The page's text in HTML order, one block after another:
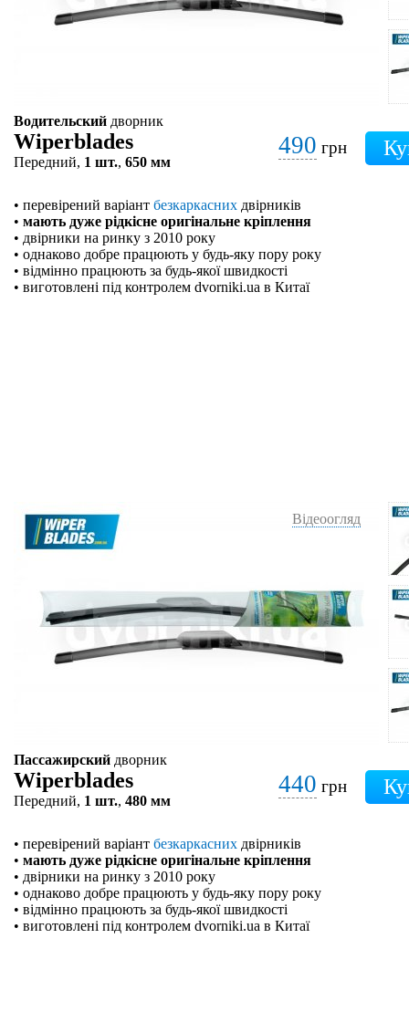
Водительский дворник
Wiperblades
Передний, 1 шт., 650 мм
490 грн
• перевірений варіант безкаркасних двірників
• мають дуже рідкісне оригінальне кріплення
• двірники на ринку з 2010 року
• однаково добре працюють у будь-яку пору року
• відмінно працюють за будь-якої швидкості
• виготовлені під контролем dvorniki.ua в Китаї
Відеоогляд
Пассажирский дворник
Wiperblades
Передний, 1 шт., 480 мм
440 грн
• перевірений варіант безкаркасних двірників
• мають дуже рідкісне оригінальне кріплення
• двірники на ринку з 2010 року
• однаково добре працюють у будь-яку пору року
• відмінно працюють за будь-якої швидкості
• виготовлені під контролем dvorniki.ua в Китаї